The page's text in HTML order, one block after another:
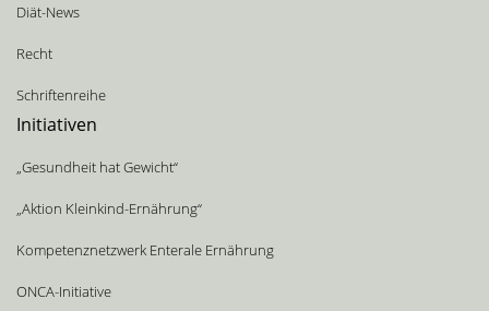
Diät-News
Recht
Schriftenreihe
Initiativen
„Gesundheit hat Gewicht“
„Aktion Kleinkind-Ernährung“
Kompetenznetzwerk Enterale Ernährung
ONCA-Initiative